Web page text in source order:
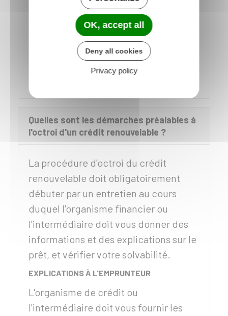
publicité pour un crédit renouvelable
n'a pas le droit de proposer des lots
promotionnels conditionnés par
l'acceptation d'une offre préalable de
Quelles sont les démarches préalables à
l'octroi d'un crédit renouvelable ?
La procédure d'octroi du crédit
renouvelable doit obligatoirement
débuter par un entretien au cours
duquel l'organisme financier ou
l'intermédiaire doit vous donner des
informations et des explications sur le
prêt, et vérifier votre solvabilité.
EXPLICATIONS À L'EMPRUNTEUR
L'organisme de crédit ou
l'intermédiaire doit vous fournir les
OK, accept all
Deny all cookies
Privacy policy